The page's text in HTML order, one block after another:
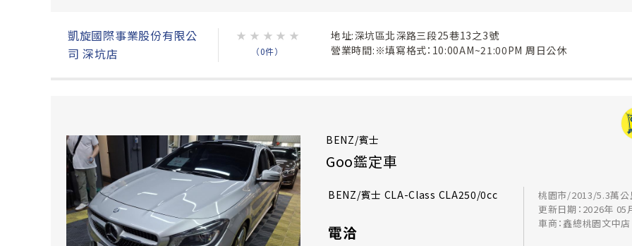
凱旋國際事業股份有限公
司 深坑店
★ ★ ★ ★ ★
（0件）
地址:深坑區北深路三段25巷13之3號
營業時間:※填寫格式：10:00AM~21:00PM 周日公休
BENZ/賓士
Goo鑑定車
BENZ/賓士 CLA-Class CLA250/0cc
電洽
桃園市/2013/5.3萬公
更新日期：2026年 05
車商：鑫總桃園文中店